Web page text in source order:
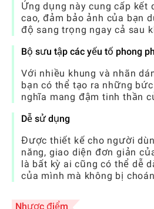
Ứng dụng này cung cấp kết
cao, đảm bảo ảnh của bạn
độ sang trọng ngay cả sau
Bộ sưu tập các yếu tố phong
Với nhiều khung và nhãn
bạn có thể tạo ra những
nghĩa mang đậm tinh thần
Dễ sử dụng
Được thiết kế cho người
năng, giao diện đơn giản
là bất kỳ ai cũng có thể dễ
của mình mà không bị
Nhược điểm